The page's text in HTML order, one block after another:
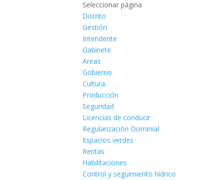
Seleccionar página
Distrito
Gestión
Intendente
Gabinete
Areas
Gobierno
Cultura
Producción
Seguridad
Licencias de conducir
Regularización Dominial
Espacios verdes
Rentas
Habilitaciones
Control y seguimiento hídrico